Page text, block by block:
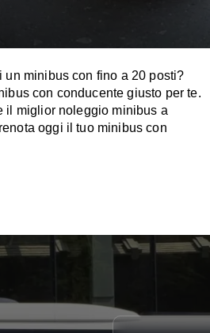
un minibus con fino a 20 posti?
con conducente giusto per te.
il miglior noleggio minibus a
oggi il tuo minibus con